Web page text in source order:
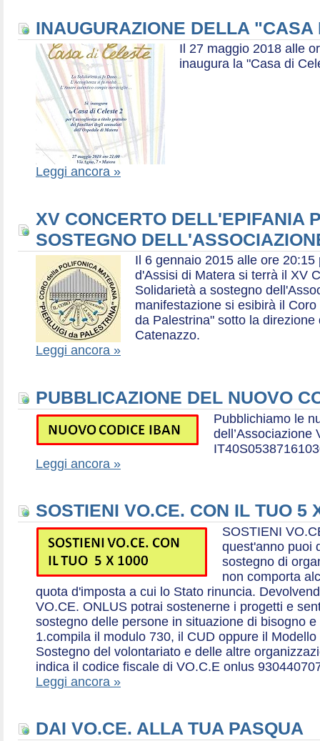
INAUGURAZIONE DELLA
Il 27 maggio 2018 alle
inaugura la "Casa di
Leggi ancora »
XV CONCERTO DELL'EPIFANIA
SOSTEGNO
Il 6 gennaio 2015 alle ore
d'Assisi di Matera si terrà il XV
Solidarietà a sostegno
manifestazione si esibirà il
da Palestrina" sotto la
Catenazzo.
Leggi ancora »
PUBBLICAZIONE DEL NUOVO
Pubblichiamo le
dell’Associazione
Leggi ancora »
SOSTIENI VO.CE. CON IL TUO 5
SOSTIENI
quest'anno puoi
sostegno di
non comporta
quota d'imposta a cui lo Stato rinuncia.
VO.CE. ONLUS potrai sostenerne i progetti e
sostegno delle persone in situazione di bisogno
1.compila il modulo 730, il CUD oppure il
Sostegno del volontariato e delle altre
indica il codice fiscale di VO.C.E onlus
Leggi ancora »
DAI VO.CE. ALLA TUA PASQUA